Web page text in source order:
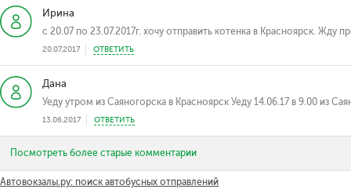
Ирина
с 20.07 по 23.07.2017г. хочу отправить котенка в Красноярск. Жду
20.07.2017 ОТВЕТИТЬ
Дана
Уеду утром из Саяногорска в Красноярск Уеду 14.06.17 в 9.00 из
13.06.2017 ОТВЕТИТЬ
Посмотреть более старые комментарии
Автовокзалы.ру: поиск автобусных отправлений